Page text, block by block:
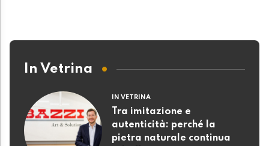
In Vetrina
IN VETRINA
Tra imitazione e
autenticità: perché la
pietra naturale continua